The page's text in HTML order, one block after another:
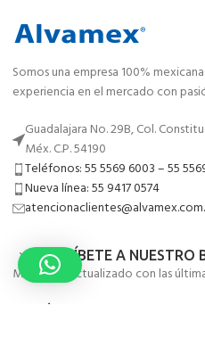
Somos una empresa 100%
experiencia en el mercado con
Guadalajara No. 29B, Col.
Méx. C.P. 54190
Teléfonos: 55 5569 6003 – 55
Nueva línea: 55 9417 0574
SUSCRÍBETE A
Mantente actualizado con las